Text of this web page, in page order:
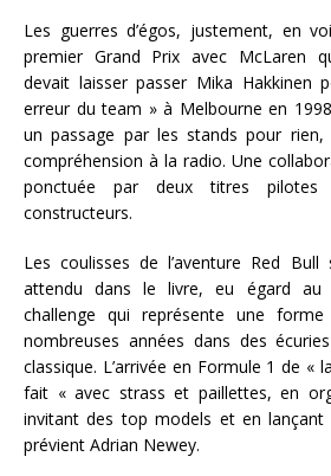
Les guerres d’égos, justement, en
premier Grand Prix avec McLaren
devait laisser passer Mika Hakkinen
erreur du team » à Melbourne en
un passage par les stands pour
compréhension à la radio. Une
ponctuée par deux titres pilotes
constructeurs.
Les coulisses de l’aventure Red
attendu dans le livre, eu égard au
challenge qui représente une
nombreuses années dans des
classique. L’arrivée en Formule 1 de «
fait « avec strass et paillettes, en
invitant des top models et en lançant
prévient Adrian Newey.